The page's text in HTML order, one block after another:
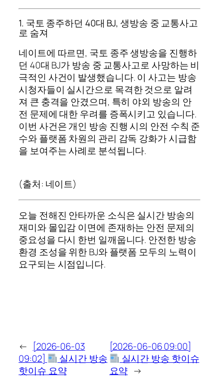
1. 국토 종주하던 40대 BJ, 생방송 중 교통사고
로 숨져
네이트에 따르면, 국토 종주 생방송을 진행하
던 40대 BJ가 방송 중 교통사고로 사망하는 비
극적인 사건이 발생했습니다. 이 사고는 방송
시청자들이 실시간으로 목격한 것으로 알려
져 큰 충격을 안겼으며, 특히 야외 방송의 안
전 문제에 대한 우려를 증폭시키고 있습니다.
이번 사건은 개인 방송 진행 시의 안전 수칙 준
수와 플랫폼 차원의 관리 감독 강화가 시급함
을 보여주는 사례로 분석됩니다.
(출처: 네이트)
오늘 전해진 안타까운 소식은 실시간 방송의
재미와 몰입감 이면에 존재하는 안전 문제의
중요성을 다시 한번 일깨웁니다. 안전한 방송
환경 조성을 위한 BJ와 플랫폼 모두의 노력이
요구되는 시점입니다.
← [2026-06-03
09:02]
실시간 방송
핫이슈 요약
[2026-06-06 09:00]
실시간 방송 핫이슈
요약 →